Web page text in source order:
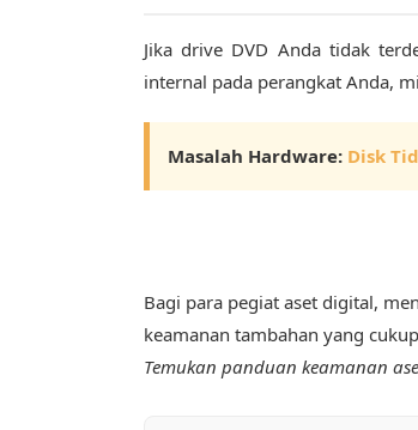
Jika drive DVD Anda tidak
internal pada perangkat Anda,
Masalah Hardware: Disk
Bagi para pegiat aset digital,
keamanan tambahan yang
Temukan panduan keamanan